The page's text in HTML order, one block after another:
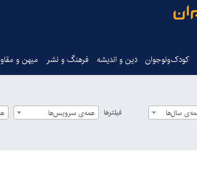
کودک‌ونوجوان دین و اندیشه فرهنگ و نشر میهن و
سال‌ها فیلترها همه‌ی سرویس‌ها